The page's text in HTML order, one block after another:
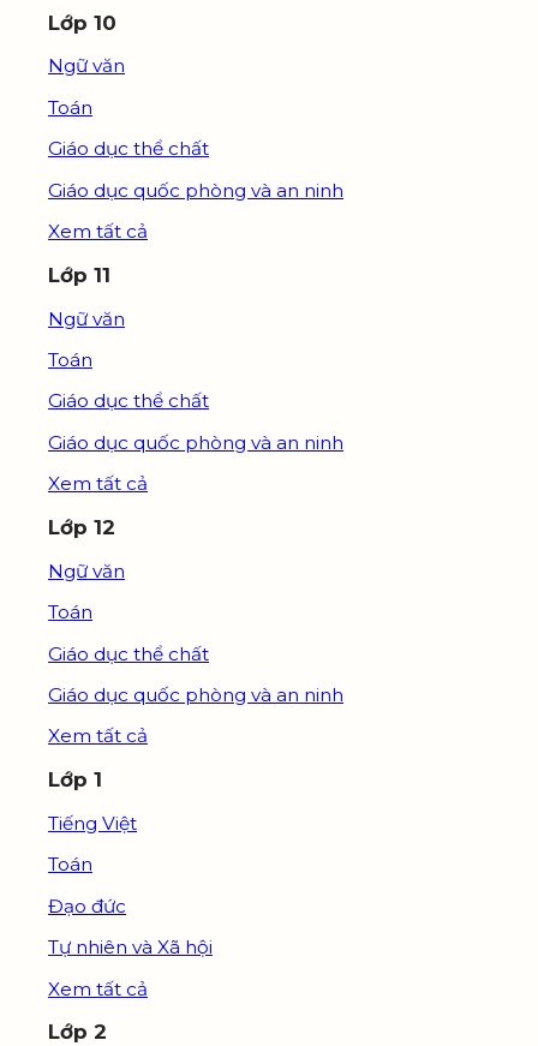
Lớp 10
Ngữ văn
Toán
Giáo dục thể chất
Giáo dục quốc phòng và an ninh
Xem tất cả
Lớp 11
Ngữ văn
Toán
Giáo dục thể chất
Giáo dục quốc phòng và an ninh
Xem tất cả
Lớp 12
Ngữ văn
Toán
Giáo dục thể chất
Giáo dục quốc phòng và an ninh
Xem tất cả
Lớp 1
Tiếng Việt
Toán
Đạo đức
Tự nhiên và Xã hội
Xem tất cả
Lớp 2